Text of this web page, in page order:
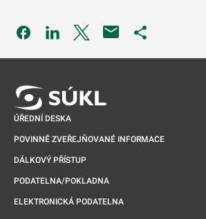
Odkaz se otevře na nové kartě
Odkaz se otevře na nové
Odkaz se otevře na
ÚŘEDNÍ DESKA
POVINNĚ ZVEŘEJŇOVANÉ INFORMACE
DÁLKOVÝ PŘÍSTUP
PODATELNA/POKLADNA
ELEKTRONICKÁ PODATELNA